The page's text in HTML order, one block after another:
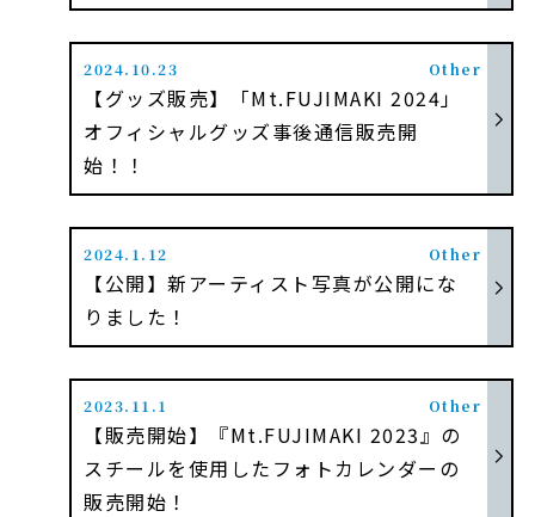
FANCLUB
2024.10.23 Other
【グッズ販売】「Mt.FUJIMAKI 2024」
オフィシャルグッズ事後通信販売開
始！！
2024.1.12 Other
【公開】新アーティスト写真が公開にな
りました！
2023.11.1 Other
【販売開始】『Mt.FUJIMAKI 2023』の
スチールを使用したフォトカレンダーの
販売開始！